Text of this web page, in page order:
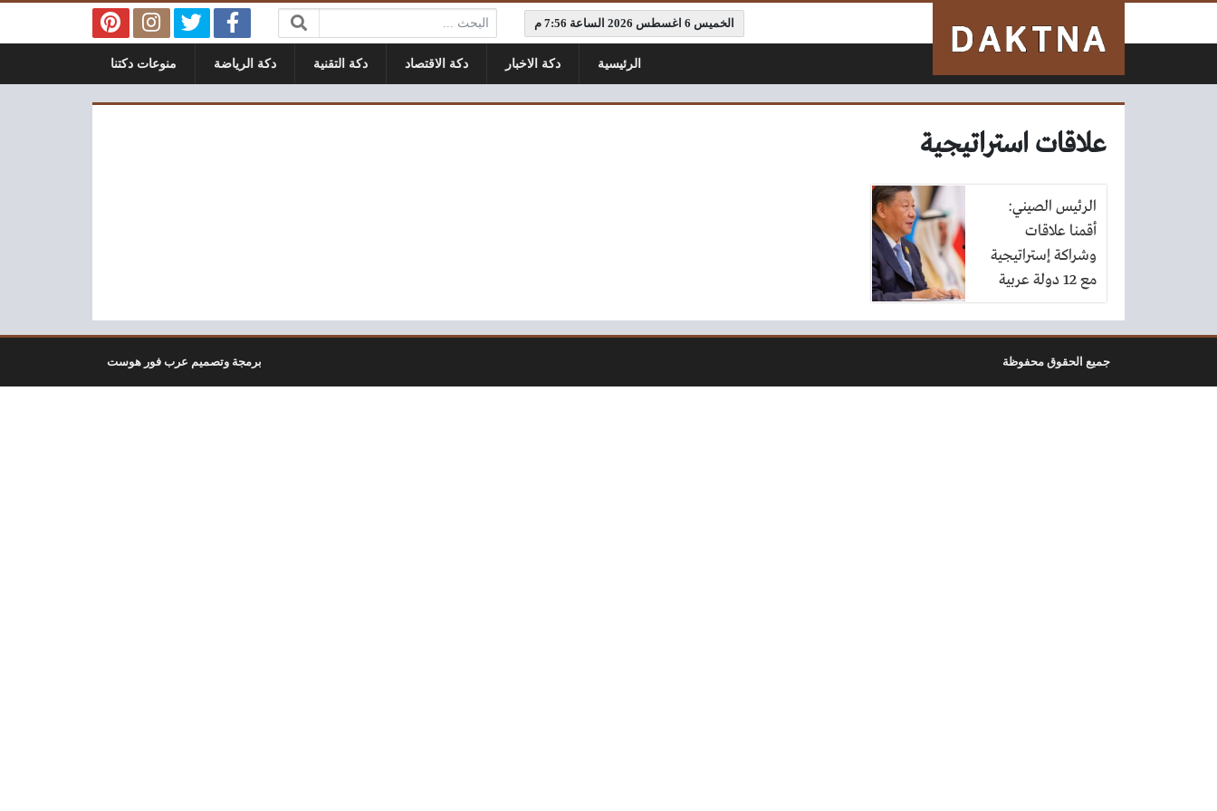
الخميس 6 اغسطس 2026 الساعة 7:56 م البحث:
الرئيسية دكة الاخبار دكة الاقتصاد دكة التقنية دكة الرياضة منوعات دكتنا
علاقات استراتيجية
الرئيس الصيني:
أقمنا علاقات
وشراكة إستراتيجية
مع 12 دولة عربية
جميع الحقوق محفوظة برمجة وتصميم عرب فور هوست